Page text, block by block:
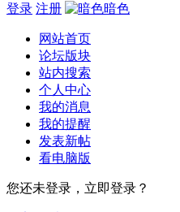
登录 注册 暗色
网站首页
论坛版块
站内搜索
个人中心
我的消息
我的提醒
发表新帖
看电脑版
您还未登录，立即登录？